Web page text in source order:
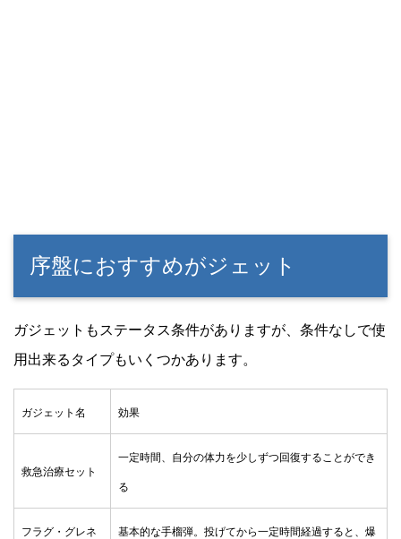
序盤におすすめがジェット
ガジェットもステータス条件がありますが、条件なしで使
用出来るタイプもいくつかあります。
ガジェット名 効果
救急治療セット
一定時間、自分の体力を少しずつ回復することができ
る
フラグ・グレネ 基本的な手榴弾。投げてから一定時間経過すると、爆